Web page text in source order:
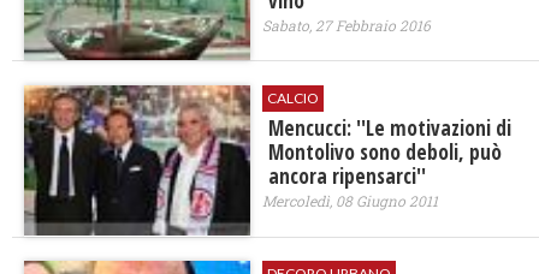
Sabato, 27 Febbraio 2016
CALCIO
Mencucci: ''Le motivazioni di
Montolivo sono deboli, può
ancora ripensarci''
Mercoledì, 08 Giugno 2011